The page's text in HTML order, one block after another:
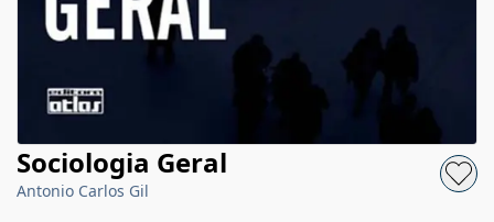
Sociologia Geral
Antonio Carlos Gil